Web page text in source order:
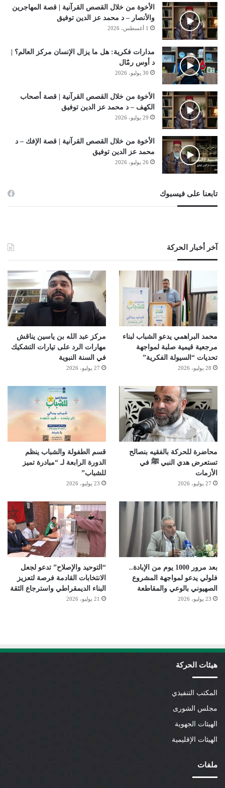
الأخوة من خلال القصص القرآنية | قصة المهاجرين
والأنصار – د محمد عز الدين توفيق
1 أغسطس، 2026
مدارات فكرية: هل ما يزال الإنسان مركز العالم؟ |
د أوس رمّال
30 يوليو، 2026
الأخوة من خلال القصص القرآنية | قصة أصحاب
الكهف – د محمد عز الدين توفيق
29 يوليو، 2026
الأخوة من خلال القصص القرآنية | قصة الإفك – د
محمد عز الدين توفيق
26 يوليو، 2026
تابعنا على فيسبوك
آخر أخبار الحركة
محمد البراهمي يدعو الشباب لبناء
مرجعية قيمية صلبة لمواجهة
تحديات “السيولة الفكرية”
28 يوليو، 2026
مركز عبد الله بن ياسين يناقش
مهارات الرد على تيارات التشكيك
في السنة النبوية
27 يوليو، 2026
محاضرة للحركة بالفقيه بنصالح
تستعرض هدي النبي ﷺ في
الأزمات
27 يوليو، 2026
قسم الطفولة والشباب ينظم
الدورة الرابعة لـ “مبادرة تميز
للشباب”
23 يوليو، 2026
بعد مرور 1000 يوم من الإبادة..
فلولي يدعو لمواجهة المشروع
الصهيوني بالوعي والمقاطعة
23 يوليو، 2026
“التوحيد والإصلاح” تدعو لجعل
الانتخابات القادمة فرصة لتعزيز
البناء الديمقراطي واسترجاع الثقة
21 يوليو، 2026
هيئات الحركة
المكتب التنفيذي
مجلس الشورى
الهيئات الجهوية
الهيئات الإقليمية
ملفات